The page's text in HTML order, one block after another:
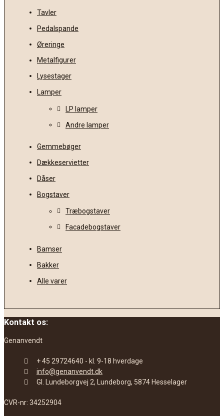
Tavler
Pedalspande
Øreringe
Metalfigurer
Lysestager
Lamper
LP lamper
Andre lamper
Gemmebøger
Dækkeservietter
Dåser
Bogstaver
Træbogstaver
Facadebogstaver
Bamser
Bakker
Alle varer
Kontakt os:
Genanvendt
+ 45 29724640 - kl. 9-18 hverdage
info@genanvendt.dk
Gl. Lundeborgvej 2, Lundeborg, 5874 Hesselager
CVR-nr: 34252904